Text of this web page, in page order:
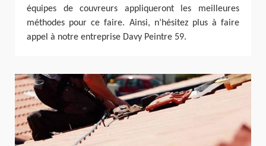
équipes de couvreurs appliqueront les meilleures
méthodes pour ce faire. Ainsi, n’hésitez plus à faire
appel à notre entreprise Davy Peintre 59.